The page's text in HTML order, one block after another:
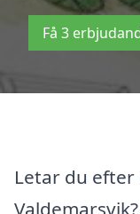
Få 3
Letar du